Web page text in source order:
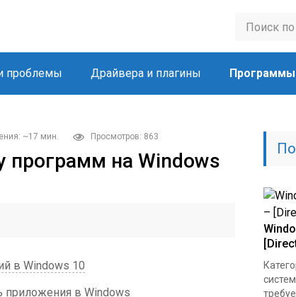
проблемы Драйвера и плагины
~17 мин. Просмотров: 863
программ на Windows
в Windows 10
приложения в Windows